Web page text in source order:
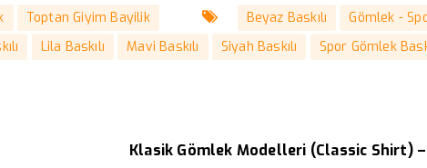
Toptan Giyim Bayilik Beyaz Baskılı
Gömlek -
Lila Baskılı Mavi Baskılı Siyah Baskılı
Spor Gömlek
Klasik Gömlek Modelleri (Classic Shirt)